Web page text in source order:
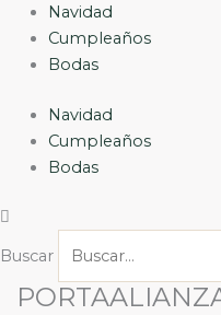
Navidad
Cumpleaños
Bodas
Navidad
Cumpleaños
Bodas
Buscar
PORTAALIANZAS